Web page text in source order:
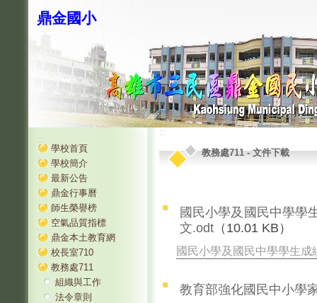
鼎金國小
:::
學校首頁
學校簡介
最新公告
鼎金行事曆
師生榮譽榜
空氣品質指標
鼎金本土教育網
校長室710
教務處711
組織與工作
法令章則
:::
教務處711-文件下載
國民小學及國民中學學
文.odt （10.01 KB）
國民小學及國民中學學生
教育部強化國民中小學